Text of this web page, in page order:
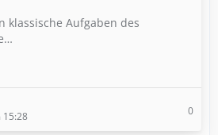
klassische Aufgaben des
15:28
0